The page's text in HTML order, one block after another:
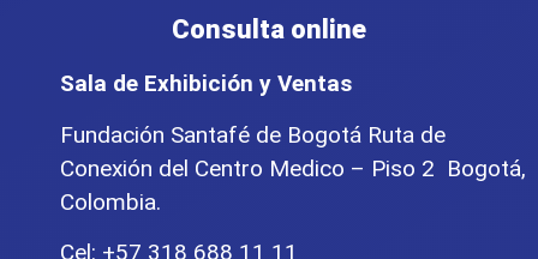
Consulta online
Sala de Exhibición y Ventas
Fundación Santafé de Bogotá Ruta de
Conexión del Centro Medico – Piso 2 Bogotá,
Colombia.
Cel: +57 318 688 11 11